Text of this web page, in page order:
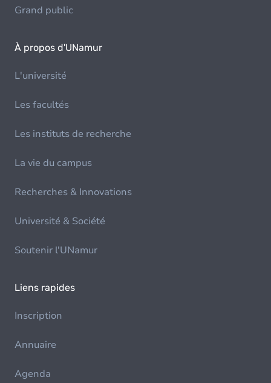
Grand public
À propos d'UNamur
L'université
Les facultés
Les instituts de recherche
La vie du campus
Recherches & Innovations
Université & Société
Soutenir l'UNamur
Liens rapides
Inscription
Annuaire
Agenda